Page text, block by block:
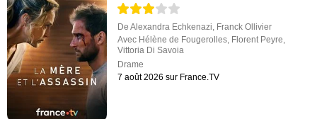
DeAlexandra Echkenazi Franck Ollivier
Avec Hélène de Fougerolles Florent Peyre
Vittoria Di Savoia
Drame
7 août 2026 sur France.TV